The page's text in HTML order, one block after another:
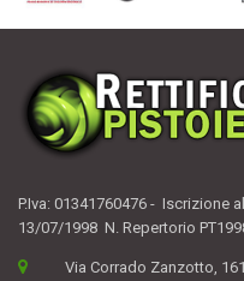
P.Iva: 01341760476 - Iscrizione
13/07/1998 N. Repertorio
Via Corrado Zanzotto,